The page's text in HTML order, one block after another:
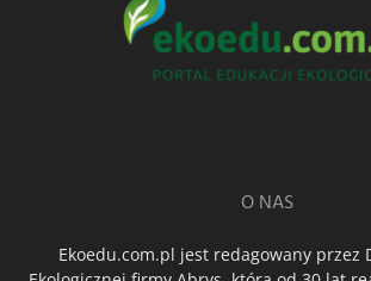
O NAS
Ekoedu.com.pl jest redagowany przez